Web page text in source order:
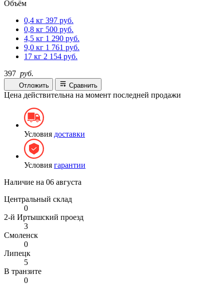
Объём
0,4 кг 397 руб.
0,8 кг 500 руб.
4,5 кг 1 290 руб.
9,0 кг 1 761 руб.
17 кг 2 154 руб.
397 руб.
Отложить Сравнить
Цена действительна на момент последней продажи
Условия доставки
Условия гарантии
Наличие на 06 августа
Центральный склад
0
2-й Иртышский проезд
3
Смоленск
0
Липецк
5
В транзите
0